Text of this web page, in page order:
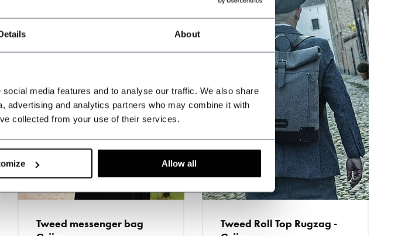
About
media features and to analyse our traffic. We also share
advertising and analytics partners who may combine it with
collected from your use of their services.
Allow all
Tweed messenger bag
Tweed Roll Top Rugzag -